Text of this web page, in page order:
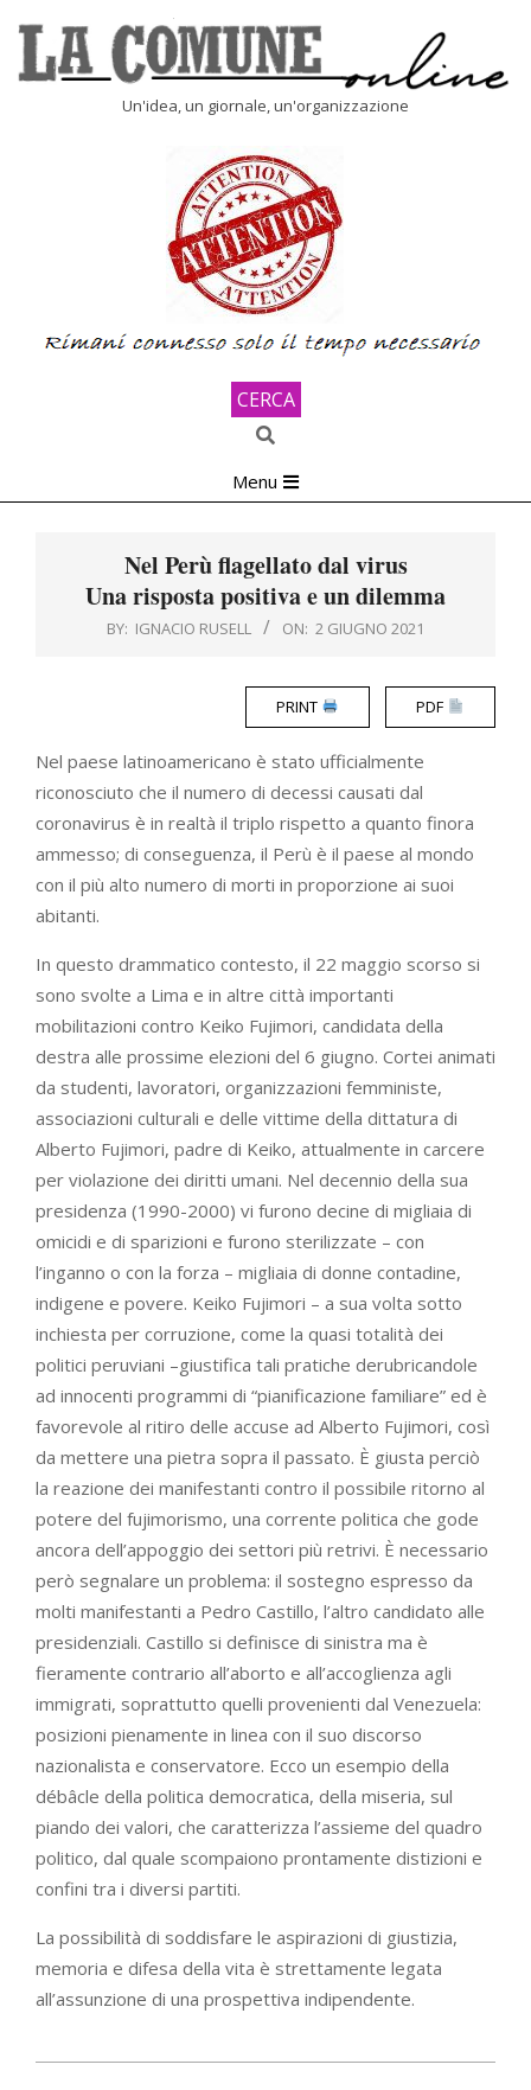
content
Un'idea, un giornale, un'organizzazione
CERCA
Search
Navigation
Menu
Nel Perù flagellato dal virus
Una risposta positiva e un dilemma
BY: IGNACIO RUSELL ON: 2 GIUGNO 2021
PRINT PDF
Nel paese latinoamericano è stato ufficialmente
riconosciuto che il numero di decessi causati dal
coronavirus è in realtà il triplo rispetto a quanto finora
ammesso; di conseguenza, il Perù è il paese al mondo
con il più alto numero di morti in proporzione ai suoi
abitanti.
In questo drammatico contesto, il 22 maggio scorso si
sono svolte a Lima e in altre città importanti
mobilitazioni contro Keiko Fujimori, candidata della
destra alle prossime elezioni del 6 giugno. Cortei animati
da studenti, lavoratori, organizzazioni femministe,
associazioni culturali e delle vittime della dittatura di
Alberto Fujimori, padre di Keiko, attualmente in carcere
per violazione dei diritti umani. Nel decennio della sua
presidenza (1990-2000) vi furono decine di migliaia di
omicidi e di sparizioni e furono sterilizzate – con
l’inganno o con la forza – migliaia di donne contadine,
indigene e povere. Keiko Fujimori – a sua volta sotto
inchiesta per corruzione, come la quasi totalità dei
politici peruviani –giustifica tali pratiche derubricandole
ad innocenti programmi di “pianificazione familiare” ed è
favorevole al ritiro delle accuse ad Alberto Fujimori, così
da mettere una pietra sopra il passato. È giusta perciò
la reazione dei manifestanti contro il possibile ritorno al
potere del fujimorismo, una corrente politica che gode
ancora dell’appoggio dei settori più retrivi. È necessario
però segnalare un problema: il sostegno espresso da
molti manifestanti a Pedro Castillo, l’altro candidato alle
presidenziali. Castillo si definisce di sinistra ma è
fieramente contrario all’aborto e all’accoglienza agli
immigrati, soprattutto quelli provenienti dal Venezuela:
posizioni pienamente in linea con il suo discorso
nazionalista e conservatore. Ecco un esempio della
débâcle della politica democratica, della miseria, sul
piando dei valori, che caratterizza l’assieme del quadro
politico, dal quale scompaiono prontamente distizioni e
confini tra i diversi partiti.
La possibilità di soddisfare le aspirazioni di giustizia,
memoria e difesa della vita è strettamente legata
all’assunzione di una prospettiva indipendente.